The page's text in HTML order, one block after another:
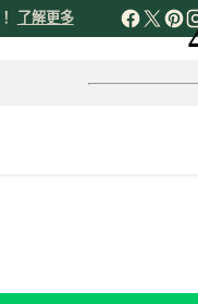
！ 了解更多